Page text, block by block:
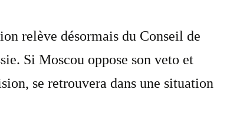
relève désormais du Conseil de
Si Moscou oppose son veto et
se retrouvera dans une situation